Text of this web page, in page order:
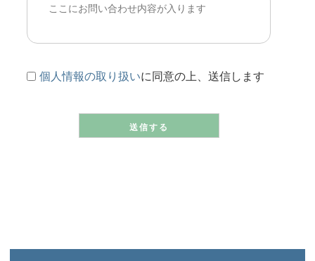
個人情報の取り扱いに同意の上、送信します